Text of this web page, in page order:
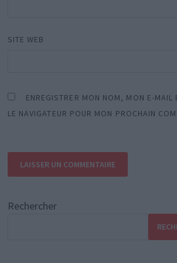
SITE WEB
ENREGISTRER MON NOM, MON E-MAIL
LE NAVIGATEUR POUR MON PROCHAIN
Rechercher